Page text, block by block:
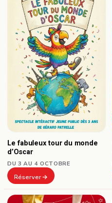
Le fabuleux tour du monde
d’Oscar
DU 3 AU 4 OCTOBRE
Réserver